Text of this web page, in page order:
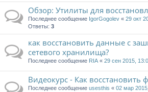
Обзор: Утилиты для
Последнее сообщение IgorGogolev « 29 окт
Ответы: 3
как восстановить данные с
сетевого хранилища?
Последнее сообщение RIA « 29 сен 2015,
Видеокурс - Как
Последнее сообщение usesthis « 02 мар